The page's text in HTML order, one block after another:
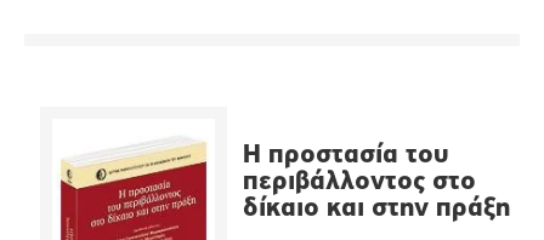
Η προστασία του
περιβάλλοντος στο
δίκαιο και στην πράξη